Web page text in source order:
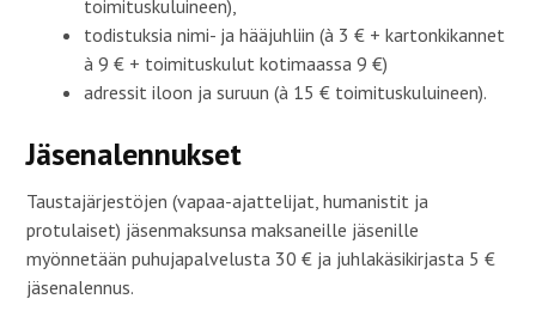
toimituskuluineen),
todistuksia nimi- ja hääjuhliin (à 3 € + kartonkikannet
à 9 € + toimituskulut kotimaassa 9 €)
adressit iloon ja suruun (à 15 € toimituskuluineen).
Jäsenalennukset
Taustajärjestöjen (vapaa-ajattelijat, humanistit ja
protulaiset) jäsenmaksunsa maksaneille jäsenille
myönnetään puhujapalvelusta 30 € ja juhlakäsikirjasta 5 €
jäsenalennus.